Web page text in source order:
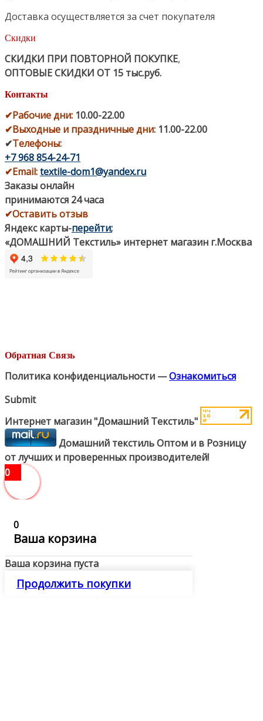
Доставка осуществляется за счет покупателя
Скидки
СКИДКИ ПРИ ПОВТОРНОЙ ПОКУПКЕ,
ОПТОВЫЕ СКИДКИ ОТ 15 тыс.руб.
Контакты
✔Рабочие дни: 10.00-22.00
✔Выходные и праздничные дни: 11.00-22.00
✔Телефоны:
+7 968 854-24-71
✔Email:textile-dom1@yandex.ru
Заказы онлайн
принимаются 24 часа
✔Оставить отзыв
Яндекс карты-перейти;
«ДОМАШНИЙ Текстиль» интернет магазин г.Москва
Обратная Связь
Политика конфиденциальности —Ознакомиться
Submit
Интернет магазин "Домашний Текстиль"
Домашний текстиль Оптом и в Розницу
от лучших и проверенных производителей!
0
0
Ваша корзина
Ваша корзина пуста
Продолжить покупки